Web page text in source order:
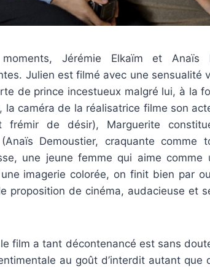
Jérémie Elkaïm et Anaïs
Julien est filmé avec une sensualité
de prince incestueux malgré lui, à la
la caméra de la réalisatrice filme son
de désir), Marguerite
(Anaïs Demoustier, craquante comme
une jeune femme qui aime comme
imagerie colorée, on finit bien par
proposition de cinéma, audacieuse et
film a tant décontenancé est sans
au goût d’interdit autant que